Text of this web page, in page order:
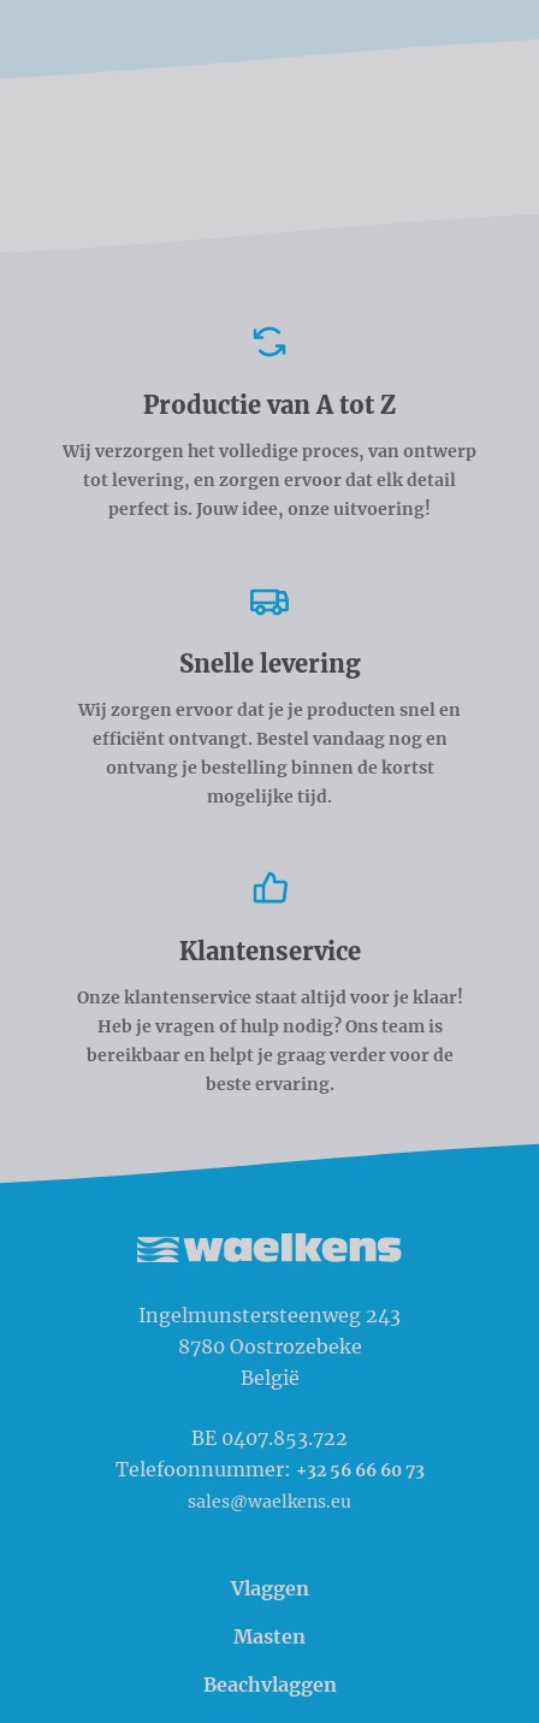
Productie van A tot Z
Wij verzorgen het volledige proces, van ontwerp
tot levering, en zorgen ervoor dat elk detail
perfect is. Jouw idee, onze uitvoering!
Snelle levering
Wij zorgen ervoor dat je je producten snel en
efficiënt ontvangt. Bestel vandaag nog en
ontvang je bestelling binnen de kortst
mogelijke tijd.
Klantenservice
Onze klantenservice staat altijd voor je klaar!
Heb je vragen of hulp nodig? Ons team is
bereikbaar en helpt je graag verder voor de
beste ervaring.
Ingelmunstersteenweg 243
8780 Oostrozebeke
België
BE 0407.853.722
Telefoonnummer: +32 56 66 60 73
sales@waelkens.eu
Vlaggen
Masten
Beachvlaggen